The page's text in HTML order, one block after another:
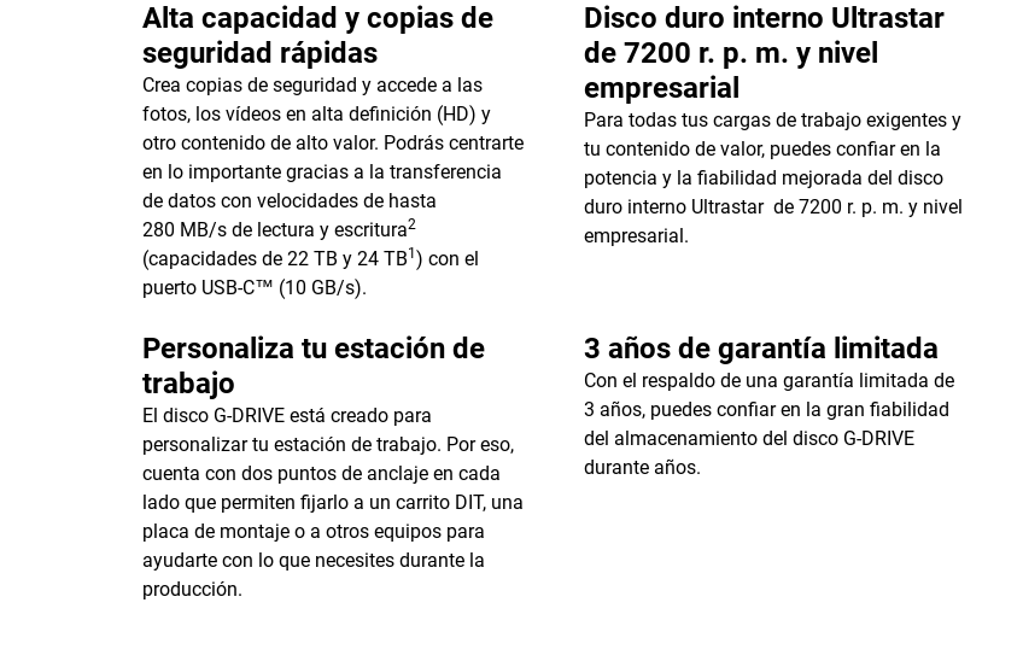
Alta capacidad y copias de
seguridad rápidas
Crea copias de seguridad y accede a las
fotos, los vídeos en alta definición (HD) y
otro contenido de alto valor. Podrás centrarte
en lo importante gracias a la transferencia
de datos con velocidades de hasta
280 MB/s de lectura y escritura2
(capacidades de 22 TB y 24 TB1 ) con el
puerto USB-C™ (10 GB/s).
Disco duro interno Ultrastar
de 7200 r. p. m. y nivel
empresarial
Para todas tus cargas de trabajo exigentes y
tu contenido de valor, puedes confiar en la
potencia y la fiabilidad mejorada del disco
duro interno Ultrastar de 7200 r. p. m. y nivel
empresarial.
Personaliza tu estación de
trabajo
El disco G-DRIVE está creado para
personalizar tu estación de trabajo. Por eso,
cuenta con dos puntos de anclaje en cada
lado que permiten fijarlo a un carrito DIT, una
placa de montaje o a otros equipos para
ayudarte con lo que necesites durante la
producción.
3 años de garantía limitada
Con el respaldo de una garantía limitada de
3 años, puedes confiar en la gran fiabilidad
del almacenamiento del disco G-DRIVE
durante años.